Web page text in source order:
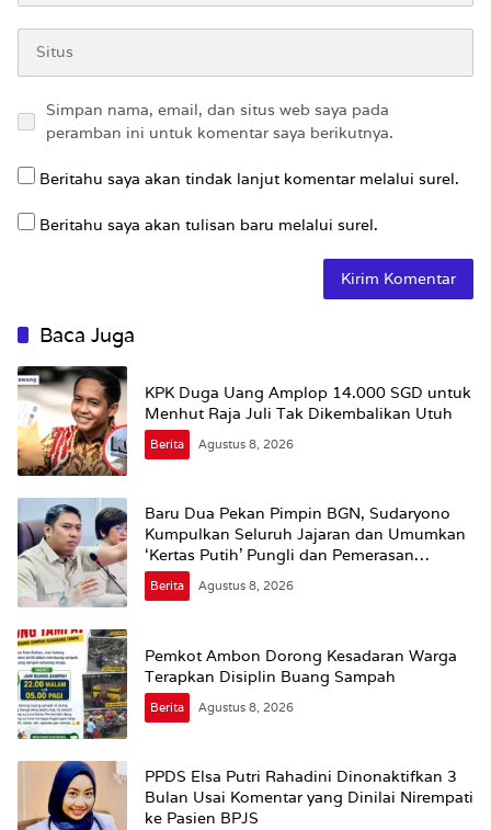
Simpan nama, email, dan situs web saya pada
peramban ini untuk komentar saya berikutnya.
Beritahu saya akan tindak lanjut komentar melalui surel.
Beritahu saya akan tulisan baru melalui surel.
Baca Juga
KPK Duga Uang Amplop 14.000 SGD untuk
Menhut Raja Juli Tak Dikembalikan Utuh
Berita Agustus 8, 2026
Baru Dua Pekan Pimpin BGN, Sudaryono
Kumpulkan Seluruh Jajaran dan Umumkan
‘Kertas Putih’ Pungli dan Pemerasan
Supplier harus Berhenti Sekarang
Berita Agustus 8, 2026
Pemkot Ambon Dorong Kesadaran Warga
Terapkan Disiplin Buang Sampah
Berita Agustus 8, 2026
PPDS Elsa Putri Rahadini Dinonaktifkan 3
Bulan Usai Komentar yang Dinilai Nirempati
ke Pasien BPJS